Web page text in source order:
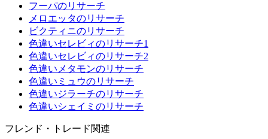
フーパのリサーチ
メロエッタのリサーチ
ビクティニのリサーチ
色違いセレビィのリサーチ1
色違いセレビィのリサーチ2
色違いメタモンのリサーチ
色違いミュウのリサーチ
色違いジラーチのリサーチ
色違いシェイミのリサーチ
フレンド・トレード関連